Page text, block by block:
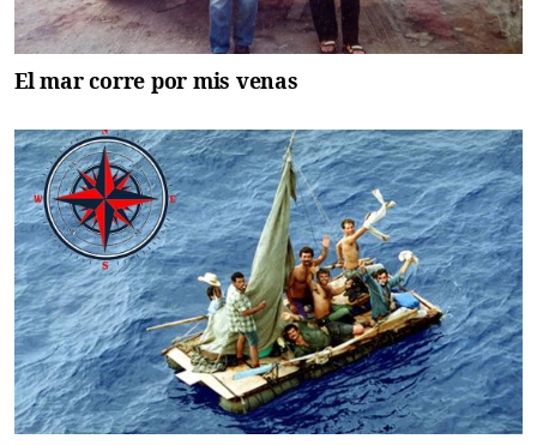
El mar corre por mis venas